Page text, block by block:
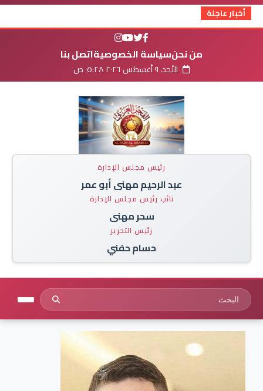
أخبار عاجلة
من نحنسياسة الخصوصيةاتصل بنا
الأحد، ٩ أغسطس ٢٠٢٦ ٠٥:٢٨ ص
رئيس مجلس الإدارة
عبد الرحيم مهنى أبو عمر
نائب رئيس مجلس الإدارة
سحر مهنى
رئيس التحرير
حسام حفني